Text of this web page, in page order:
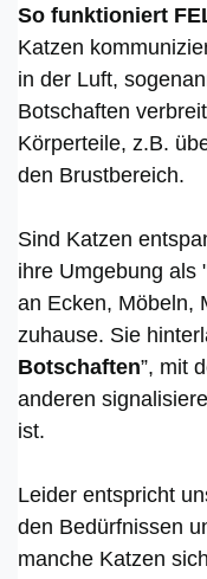
So funktioniert
Katzen
in der Luft,
Botschaften
Körperteile, z.B.
den Brustbereich.
Sind Katzen
ihre Umgebung als
an Ecken, Möbeln,
zuhause. Sie
Botschaften”, mit
anderen
ist.
Leider entspricht
den Bedürfnissen
manche Katzen